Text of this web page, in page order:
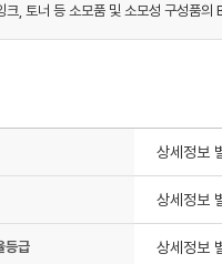
크, 토너 등 소모품 및 소모성 구성품
상세정보
상세정보
등급 상세정보